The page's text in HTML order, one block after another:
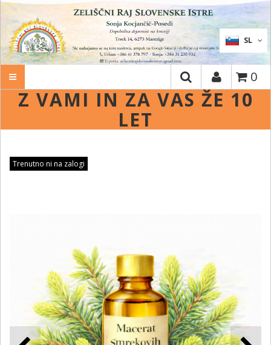
IŠČI
SL
0
Z VAMI IN ZA VAS ŽE 10
LET
Trenutno ni na zalogi